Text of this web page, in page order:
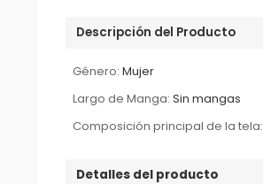
Descripción del Producto
Género: Mujer
Largo de Manga: Sin mangas
Composición principal de la tela:
Detalles del producto